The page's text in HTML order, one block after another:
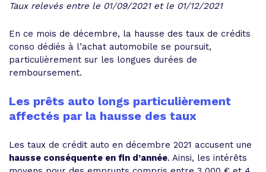
Taux relevés entre le 01/09/2021 et le 01/12/2021
En ce mois de décembre, la hausse des taux de crédits
conso dédiés à l’achat automobile se poursuit,
particulièrement sur les longues durées de
remboursement.
Les prêts auto longs particulièrement
affectés par la hausse des taux
Les taux de crédit auto en décembre 2021 accusent une
hausse conséquente en fin d’année. Ainsi, les intérêts